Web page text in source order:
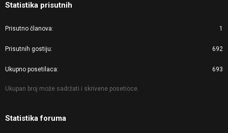
Statistika prisutnih
Prisutno članova 1
Prisutnih gostiju 692
Ukupno posetilaca 693
Ukupan broj može sadržati i skrivene posetioce.
Statistika foruma